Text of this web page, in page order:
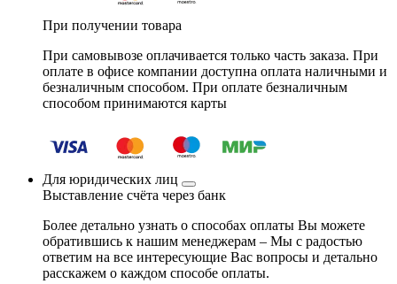
При получении товара
При самовывозе оплачивается только часть заказа. При
оплате в офисе компании доступна оплата наличными и
безналичным способом. При оплате безналичным
способом принимаются карты
Для юридических лиц
Выставление счёта через банк
Более детально узнать о способах оплаты Вы можете
обратившись к нашим менеджерам – Мы с радостью
ответим на все интересующие Вас вопросы и детально
расскажем о каждом способе оплаты.